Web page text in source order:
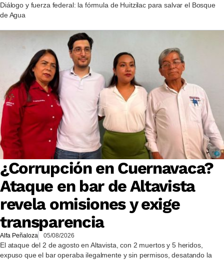
Diálogo y fuerza federal: la fórmula de Huitzilac para salvar el Bosque
de Agua
¿Corrupción en Cuernavaca?
Ataque en bar de Altavista
revela omisiones y exige
transparencia
Alfa Peñaloza 05/08/2026
El ataque del 2 de agosto en Altavista, con 2 muertos y 5 heridos,
expuso que el bar operaba ilegalmente y sin permisos, desatando la